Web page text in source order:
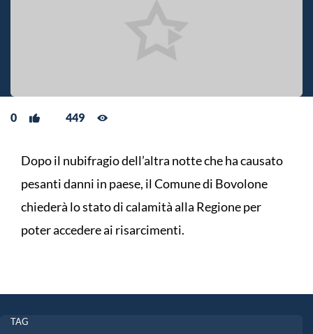
0 449
Dopo il nubifragio dell’altra notte che ha causato
pesanti danni in paese, il Comune di Bovolone
chiederà lo stato di calamità alla Regione per
poter accedere ai risarcimenti.
TAG